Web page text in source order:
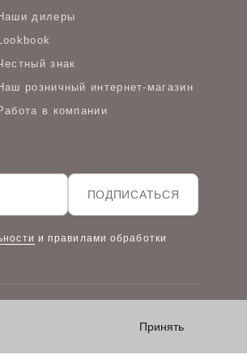
дилеры
знак
розничный интернет-магазин
в компании
ПОДПИСАТЬСЯ
и правилами обработки
Принять